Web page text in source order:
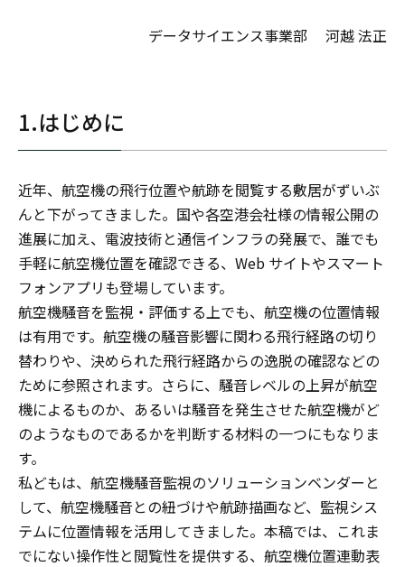
データサイエンス事業部 河越 法正
1.はじめに
近年、航空機の飛行位置や航跡を閲覧する敷居がずいぶ
んと下がってきました。国や各空港会社様の情報公開の
進展に加え、電波技術と通信インフラの発展で、誰でも
手軽に航空機位置を確認できる、Web サイトやスマート
フォンアプリも登場しています。
航空機騒音を監視・評価する上でも、航空機の位置情報
は有用です。航空機の騒音影響に関わる飛行経路の切り
替わりや、決められた飛行経路からの逸脱の確認などの
ために参照されます。さらに、騒音レベルの上昇が航空
機によるものか、あるいは騒音を発生させた航空機がど
のようなものであるかを判断する材料の一つにもなりま
す。
私どもは、航空機騒音監視のソリューションベンダーと
して、航空機騒音との紐づけや航跡描画など、監視シス
テムに位置情報を活用してきました。本稿では、これま
でにない操作性と閲覧性を提供する、航空機位置連動表